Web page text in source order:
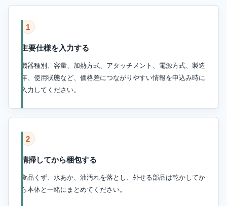
1
主要仕様を入力する
機器種別、容量、加熱方式、アタッチメント、電源方式、製造
年、使用状態など、価格差につながりやすい情報を申込み時に
入力してください。
2
清掃してから梱包する
食品くず、水あか、油汚れを落とし、外せる部品は乾かしてか
ら本体と一緒にまとめてください。